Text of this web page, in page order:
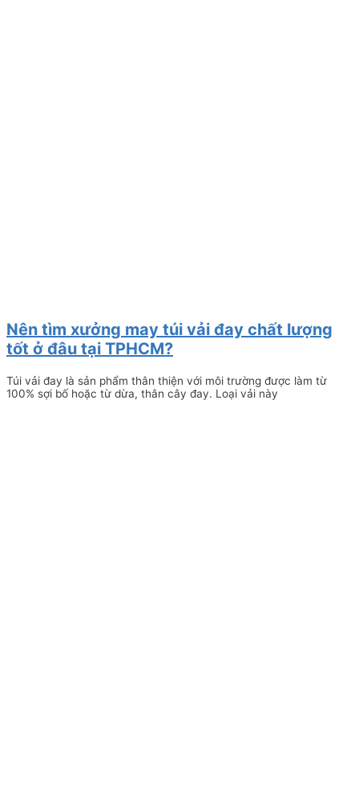
Nên tìm xưởng may túi vải đay chất lượng
tốt ở đâu tại TPHCM?
Túi vải đay là sản phẩm thân thiện với môi trường được làm từ
100% sợi bố hoặc từ dừa, thân cây đay. Loại vải này